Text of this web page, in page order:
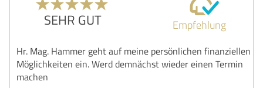
SEHR GUT Empfehlung
Hr. Mag. Hammer geht auf meine persönlichen finanziellen
Möglichkeiten ein. Werd demnächst wieder einen Termin
machen